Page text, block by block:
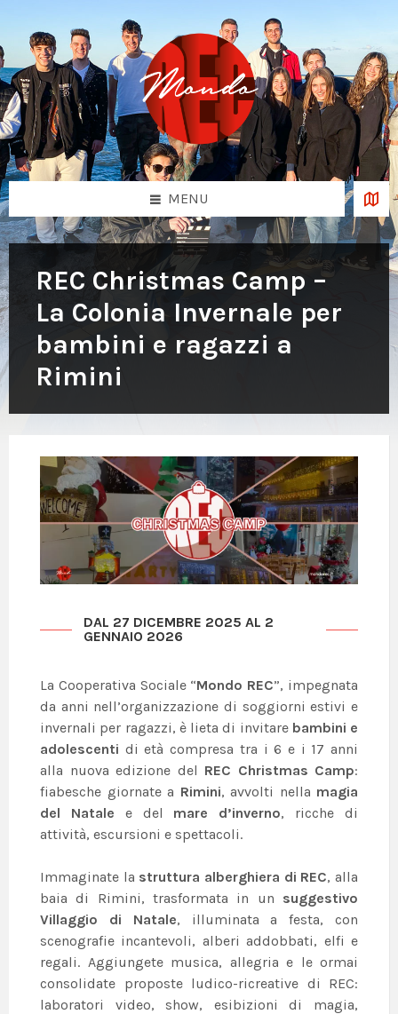
content
sidebar
footer
MENU
REC Christmas Camp –
La Colonia Invernale per
bambini e ragazzi a
Rimini
DAL 27 DICEMBRE 2025 AL 2
GENNAIO 2026
La Cooperativa Sociale “Mondo REC”, impegnata
da anni nell’organizzazione di soggiorni estivi e
invernali per ragazzi, è lieta di invitare bambini e
adolescenti di età compresa tra i 6 e i 17 anni
alla nuova edizione del REC Christmas Camp:
fiabesche giornate a Rimini, avvolti nella magia
del Natale e del mare d’inverno, ricche di
attività, escursioni e spettacoli.
Immaginate la struttura alberghiera di REC, alla
baia di Rimini, trasformata in un suggestivo
Villaggio di Natale, illuminata a festa, con
scenografie incantevoli, alberi addobbati, elfi e
regali. Aggiungete musica, allegria e le ormai
consolidate proposte ludico-ricreative di REC:
laboratori video, show, esibizioni di magia,